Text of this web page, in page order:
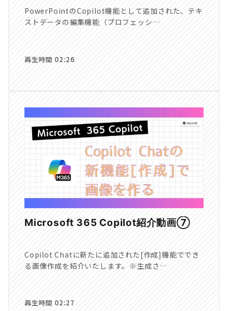
PowerPointのCopilot機能として追加された、テキ
ストデータの編集機能（プロフェッシ…
再生時間 02:26
Microsoft 365 Copilot紹介動画⑦
Copilot Chatに新たに追加された[作成]機能ででき
る画像作成を紹介いたします。※生成さ…
再生時間 02:27